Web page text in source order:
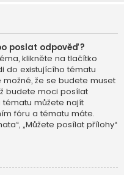
poslat odpověď?
klikněte na tlačítko
do existujícího tématu
že se budete muset
budete moci posílat
můžete najít
fóru a tématu máte.
„Můžete posílat přílohy“